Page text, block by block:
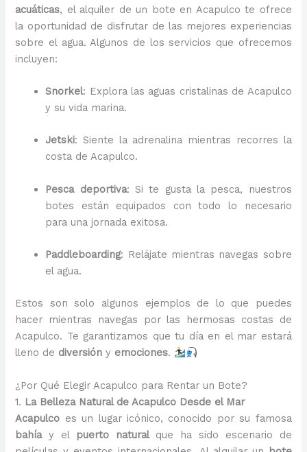
acuáticas, el alquiler de un bote en Acapulco te ofrece
la oportunidad de disfrutar de las mejores experiencias
sobre el agua. Algunos de los servicios que ofrecemos
incluyen:
Snorkel: Explora las aguas cristalinas de Acapulco
y su vida marina.
Jetski: Siente la adrenalina mientras recorres la
costa de Acapulco.
Pesca deportiva: Si te gusta la pesca, nuestros
botes están equipados con todo lo necesario
para una jornada exitosa.
Paddleboarding: Relájate mientras navegas sobre
el agua.
Estos son solo algunos ejemplos de lo que puedes
hacer mientras navegas por las hermosas costas de
Acapulco. Te garantizamos que tu día en el mar estará
lleno de diversión y emociones.
¿Por Qué Elegir Acapulco para Rentar un Bote?
1. La Belleza Natural de Acapulco Desde el Mar
Acapulco es un lugar icónico, conocido por su famosa
bahíay el puerto naturalque ha sido escenario de